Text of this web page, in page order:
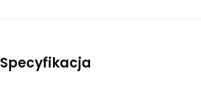
Specyfikacja